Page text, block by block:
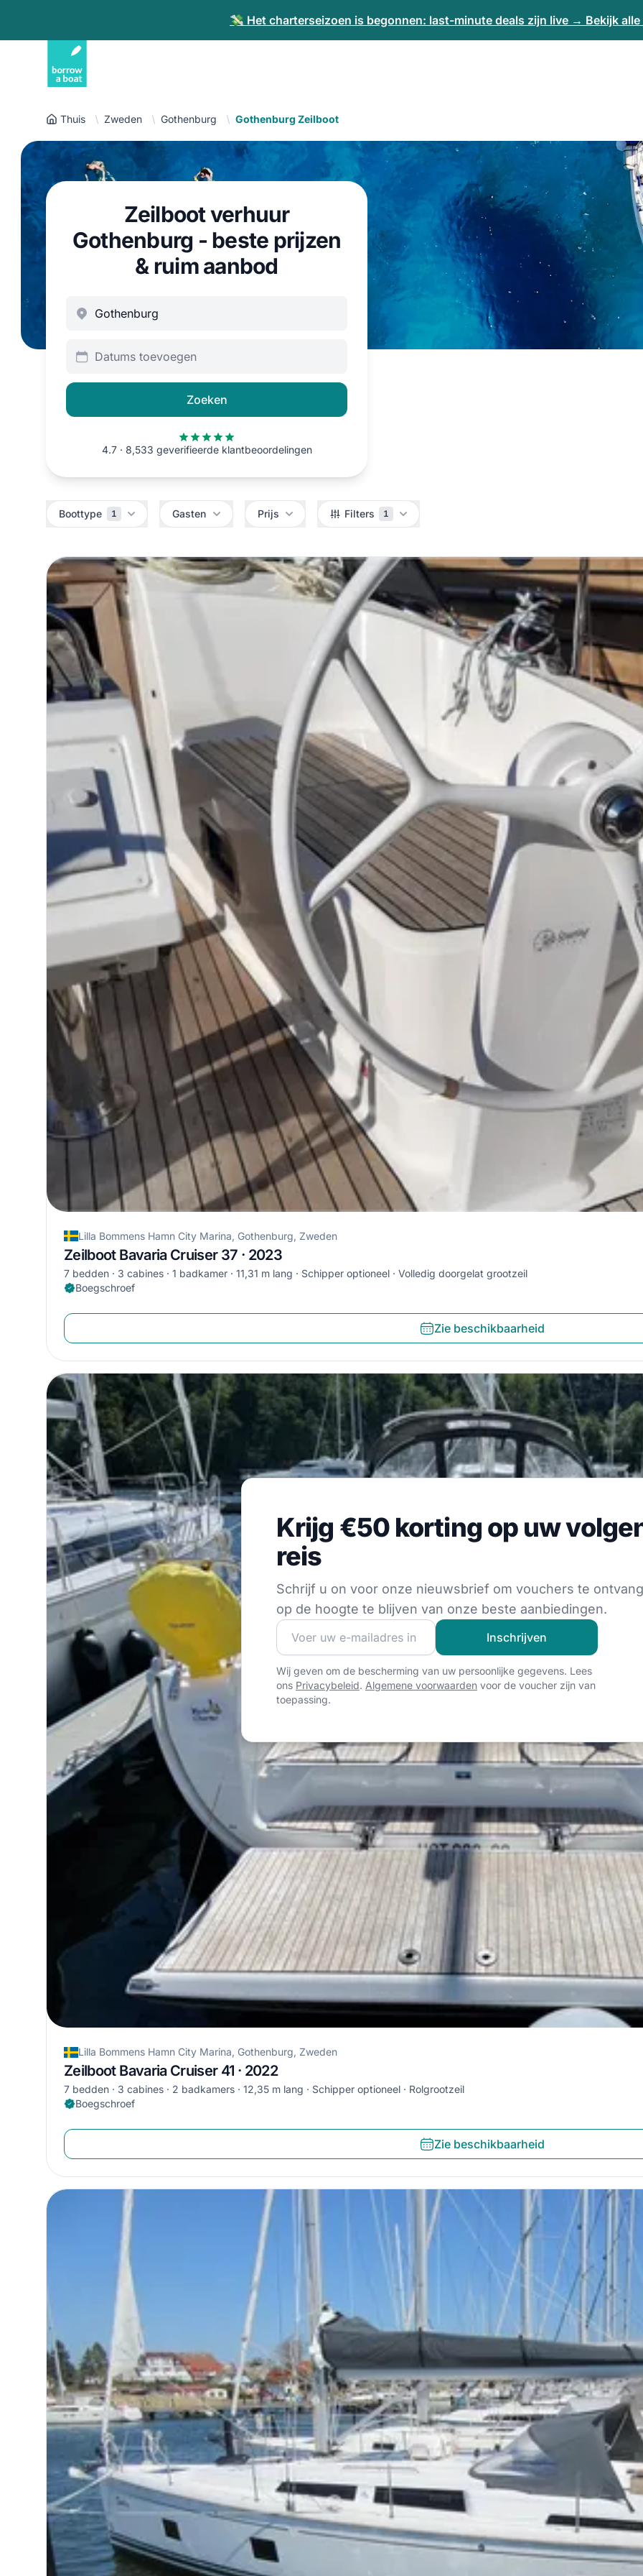
💸 Het charterseizoen is begonnen: last-minute deals zijn live → Bekijk
Thuis Zweden Gothenburg Gothenburg Zeilboot
Zeilboot verhuur
Gothenburg - beste prijzen
& ruim aanbod
Datums toevoegen
Zoeken
4.7 · 8,533 geverifieerde klantbeoordelingen
Boottype 1 Gasten Prijs Filters 1
Lilla Bommens Hamn City Marina, Gothenburg, Zweden
Zeilboot Bavaria Cruiser 37 · 2023
7 bedden 3 cabines 1 badkamer 11,31 m lang Schipper optioneel
Volledig doorgelat grootzeil
Boegschroef
Zie beschikbaarheid
Lilla Bommens Hamn City Marina, Gothenburg, Zweden
Zeilboot Bavaria Cruiser 41 · 2022
7 bedden 3 cabines 2 badkamers 12,35 m lang Schipper optioneel
Rolgrootzeil
Boegschroef
Zie beschikbaarheid
Schrijf u on voor onze nieuwsbrief om vouchers te ontvangen en
Krijg €50 korting op uw
reis
Schrijf u on voor onze nieuwsbrief om vouchers te
op de hoogte te blijven van onze beste aanbiedingen.
Word lid van onze zeilgemeenschap en ontvang exclusieve
Inschrijven
Wij geven om de bescherming van uw persoonlijke gegevens. Lees
ons Privacybeleid. Algemene voorwaarden voor de voucher zijn van
toepassing.